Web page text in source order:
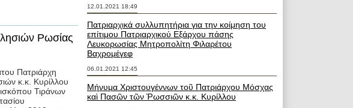
Ρωσίας
Πατριάρχη
κ.κ. Κυρίλλου
Τιράνων
12.01.2021 18:49
Πατριαρχικά συλλυπητήρια για την κοίμηση του
επίτιμου Πατριαρχικού Εξάρχου πάσης
Λευκορωσίας Μητροπολίτη Φιλαρέτου
Βαχρομέγεφ
06.01.2021 12:45
Μήνυμα Χριστουγέννων τοῦ Πατριάρχου Μόσχας
καὶ Πασῶν τῶν Ῥωσσιῶν κ.κ. Κυρίλλου